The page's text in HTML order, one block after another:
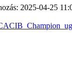
2025-04-25